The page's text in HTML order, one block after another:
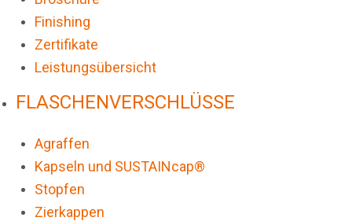
Finishing
Zertifikate
Leistungsübersicht
FLASCHENVERSCHLÜSSE
Agraffen
Kapseln und SUSTAINcap®
Stopfen
Zierkappen